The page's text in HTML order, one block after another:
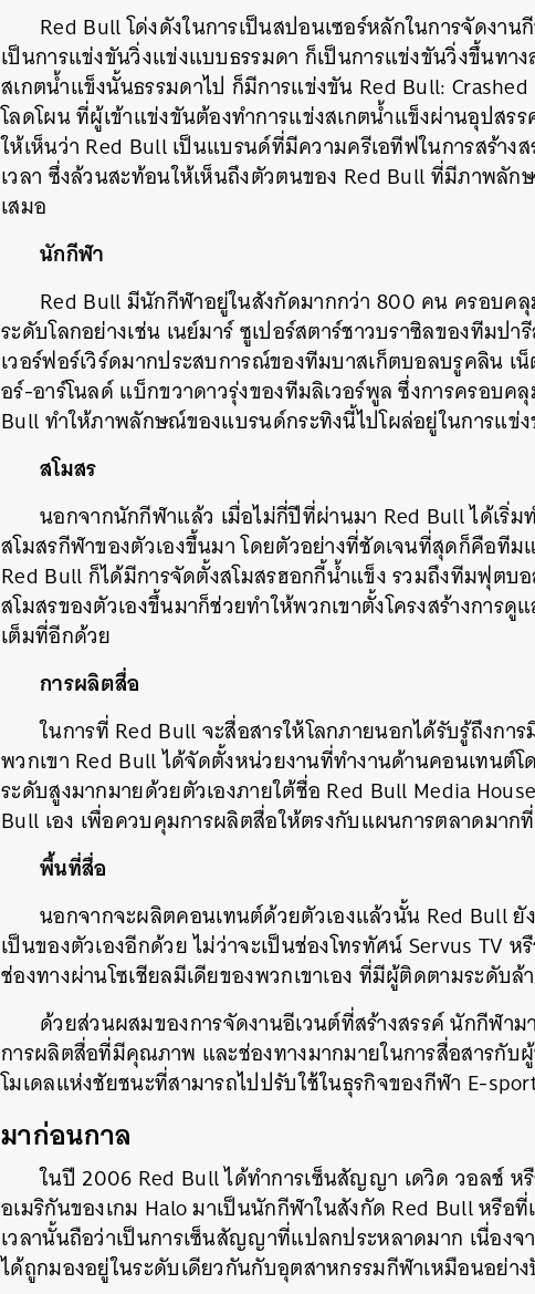
Red Bull โด่งดังในการเป็นสปอนเซอร์หลักในการจัดงา
เป็นการแข่งขันวิ่งแข่งแบบธรรมดา ก็เป็นการแข่งขันวิ่งขึ้นทา
สเกตน้ำแข็งนั้นธรรมดาไป ก็มีการแข่งขัน Red Bull:
โลดโผน ที่ผู้เข้าแข่งขันต้องทำการแข่งสเกตน้ำแข็งผ่านอุปสร
ให้เห็นว่า Red Bull เป็นแบรนด์ที่มีความครีเอทีฟในการสร้า
เวลา ซึ่งล้วนสะท้อนให้เห็นถึงตัวตนของ Red Bull ที่มีภาพลั
เสมอ
นักกีฬา
Red Bull มีนักกีฬาอยู่ในสังกัดมากกว่า 800 คน ครอบค
ระดับโลกอย่างเช่น เนย์มาร์ ซูเปอร์สตาร์ชาวบราซิลของทีม
เวอร์ฟอร์เวิร์ดมากประสบการณ์ของทีมบาสเก็ตบอลบรูคลิน เ
อร์-อาร์โนลด์ แบ็กขวาดาวรุ่งของทีมลิเวอร์พูล ซึ่งการครอบ
Bull ทำให้ภาพลักษณ์ของแบรนด์กระทิงนี้ไปโผล่อยู่ในการแข่
สโมสร
นอกจากนักกีฬาแล้ว เมื่อไม่กี่ปีที่ผ่านมา Red Bull ได้เริ่ม
สโมสรกีฬาของตัวเองขึ้นมา โดยตัวอย่างที่ชัดเจนที่สุดก็คือที
Red Bull ก็ได้มีการจัดตั้งสโมสรฮอกกี้น้ำแข็ง รวมถึงทีมฟุตบ
สโมสรของตัวเองขึ้นมาก็ช่วยทำให้พวกเขาตั้งโครงสร้างการ
เต็มที่อีกด้วย
การผลิตสื่อ
ในการที่ Red Bull จะสื่อสารให้โลกภายนอกได้รับรู้ถึงก
พวกเขา Red Bull ได้จัดตั้งหน่วยงานที่ทำงานด้านคอนเทน
ระดับสูงมากมายด้วยตัวเองภายใต้ชื่อ Red Bull Media
Bull เอง เพื่อควบคุมการผลิตสื่อให้ตรงกับแผนการตลาดมาก
พื้นที่สื่อ
นอกจากจะผลิตคอนเทนต์ด้วยตัวเองแล้วนั้น Red Bull ยั
เป็นของตัวเองอีกด้วย ไม่ว่าจะเป็นช่องโทรทัศน์ Servus TV
ช่องทางผ่านโซเชียลมีเดียของพวกเขาเอง ที่มีผู้ติดตามระดับล้
ด้วยส่วนผสมของการจัดงานอีเวนต์ที่สร้างสรรค์ นักกีฬา
การผลิตสื่อที่มีคุณภาพ และช่องทางมากมายในการสื่อสารกับ
โมเดลแห่งชัยชนะที่สามารถไปปรับใช้ในธุรกิจของกีฬา E-
มาก่อนกาล
ในปี 2006 Red Bull ได้ทำการเซ็นสัญญา เดวิด วอลช์ ห
อเมริกันของเกม Halo มาเป็นนักกีฬาในสังกัด Red Bull หรือ
เวลานั้นถือว่าเป็นการเซ็นสัญญาที่แปลกประหลาดมาก เนื่องจ
ได้ถูกมองอยู่ในระดับเดียวกันกับอุตสาหกรรมกีฬาเหมือนอย่า